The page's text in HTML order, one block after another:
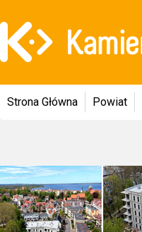
Strona Główna Powiat